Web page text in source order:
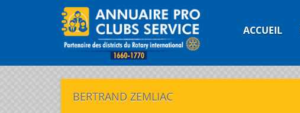
ACCUEIL
BERTRAND ZEMLIAC